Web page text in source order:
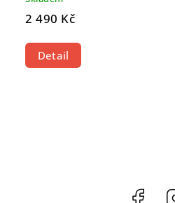
2 490 Kč
Detail